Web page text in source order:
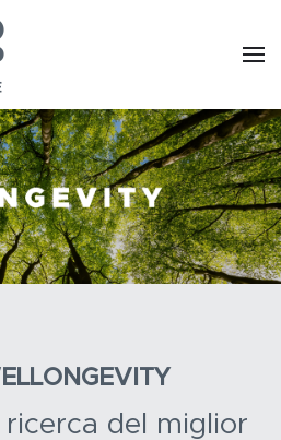
ricerca del miglior